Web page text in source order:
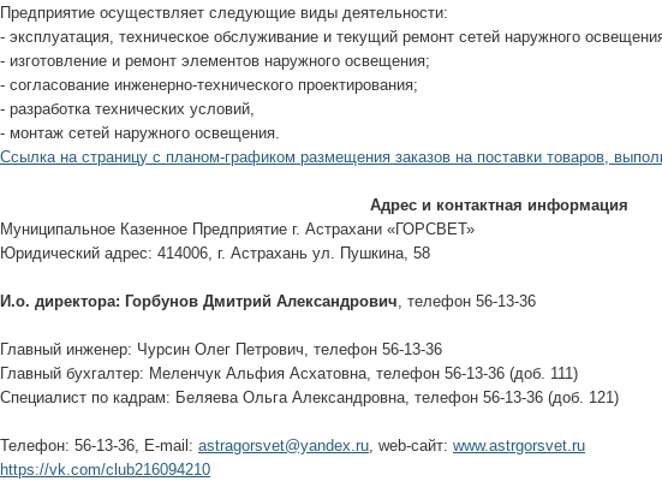
Предприятие осуществляет следующие виды деятельности:
- эксплуатация, техническое обслуживание и текущий ремонт сетей наружного
- изготовление и ремонт элементов наружного освещения;
- согласование инженерно-технического проектирования;
- разработка технических условий,
- монтаж сетей наружного освещения.
Ссылка на страницу с планом-графиком размещения заказов на поставки товаров,
Адрес и контактная информация
Муниципальное Казенное Предприятие г. Астрахани «ГОРСВЕТ»
Юридический адрес: 414006, г. Астрахань ул. Пушкина, 58
И.о. директора: Горбунов Дмитрий Александрович, телефон 56-13-36
Главный инженер: Чурсин Олег Петрович, телефон 56-13-36
Главный бухгалтер: Меленчук Альфия Асхатовна, телефон 56-13-36 (доб. 111)
Специалист по кадрам: Беляева Ольга Александровна, телефон 56-13-36 (доб. 121)
Телефон: 56-13-36, E-mail: astragorsvet@yandex.ru, web-сайт: www.astrgorsvet.ru
https://vk.com/club216094210